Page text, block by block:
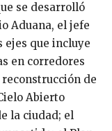
se desarrolló
Aduana, el jefe
ejes que incluye
en corredores
de
Abierto
la ciudad; el